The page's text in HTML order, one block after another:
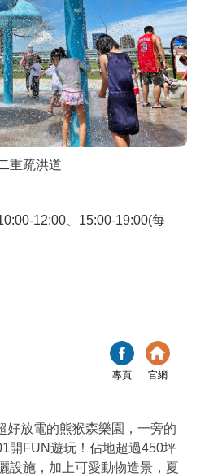
重疏洪道
12:00、15:00-19:00(每
專頁 官網
好放電的熊猴森樂園，一旁的
開FUN遊玩！佔地超過450坪
設施，加上可愛動物造景，夏